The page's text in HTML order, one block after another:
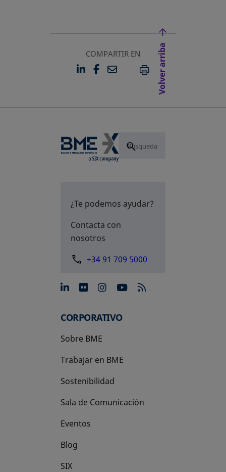
COMPARTIR EN
LINKEDIN
SE ABRE EN UNA PESTAÑA
FACEBOOK
SE ABRE EN UNA
EMAILIMPRIMIR
Volver arriba
¿Te podemos ayudar?
Contacta con
nosotros
+34 91 709 5000
se abre en una pestaña
se abre en una pestaña
se abre en una
se abre en una
CORPORATIVO
Sobre BME
Trabajar en BME
Sostenibilidad
Sala de Comunicación
Eventos
Blog
SIX
se abre en una pestaña nueva